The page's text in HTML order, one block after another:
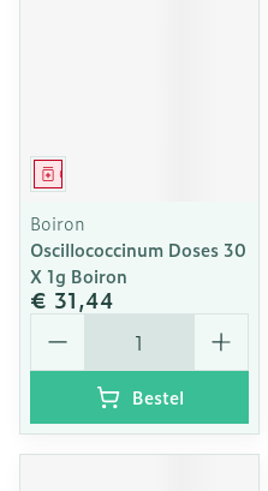
Geneesmiddel
Boiron
Oscillococcinum Doses 30
X 1g Boiron
€ 31,44
Aantal
Bestel